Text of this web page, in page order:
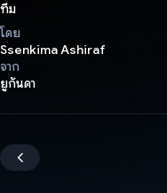
ทีม
โดย
Ssenkima Ashiraf
จาก
ยูกันดา